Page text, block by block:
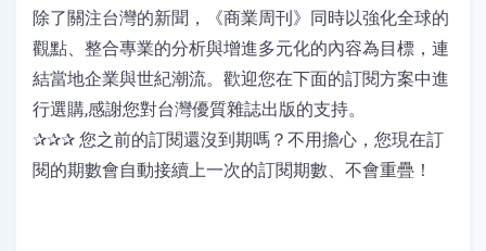
除了關注台灣的新聞，《商業周刊》同時以強化全球的
觀點、整合專業的分析與增進多元化的內容為目標，連
結當地企業與世紀潮流。歡迎您在下面的訂閱方案中進
行選購,感謝您對台灣優質雜誌出版的支持。
✰✰✰ 您之前的訂閱還沒到期嗎？不用擔心，您現在訂
閱的期數會自動接續上一次的訂閱期數、不會重疊！